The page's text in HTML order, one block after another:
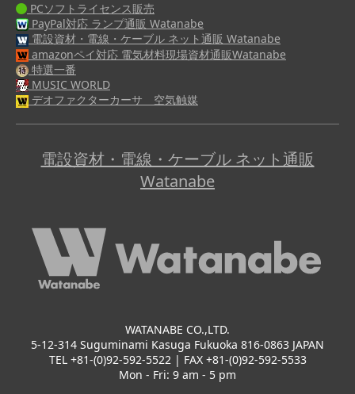
PCソフトライセンス販売
PayPal対応 ランプ通販 Watanabe
電設資材・電線・ケーブル ネット通販 Watanabe
amazonペイ対応 電気材料現場資材通販Watanabe
特選一番
MUSIC WORLD
デオファクターカーサ 空気触媒
電設資材・電線・ケーブル ネット通販
Watanabe
WATANABE CO.,LTD.
5-12-314 Suguminami Kasuga Fukuoka 816-0863 JAPAN
TEL +81-(0)92-592-5522 | FAX +81-(0)92-592-5533
Mon - Fri: 9 am - 5 pm